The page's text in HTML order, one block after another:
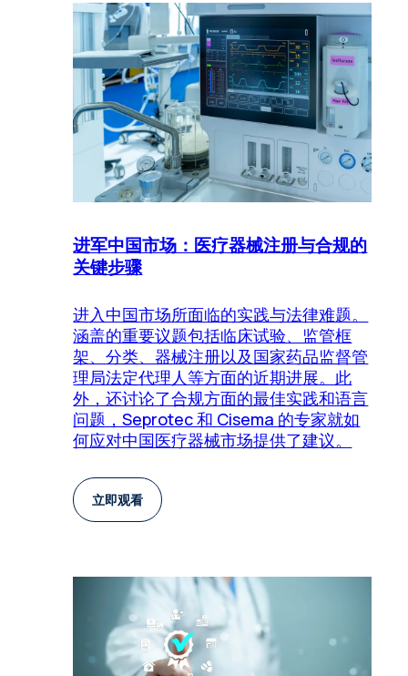
进军中国市场：医疗器械注册与合规的
关键步骤
进入中国市场所面临的实践与法律难题。
涵盖的重要议题包括临床试验、监管框
架、分类、器械注册以及国家药品监督管
理局法定代理人等方面的近期进展。此
外，还讨论了合规方面的最佳实践和语言
问题，Seprotec 和 Cisema 的专家就如
何应对中国医疗器械市场提供了建议。
立即观看